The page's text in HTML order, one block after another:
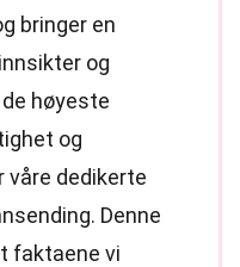
bringer en
og
høyeste
og
våre dedikerte
Denne
faktaene vi